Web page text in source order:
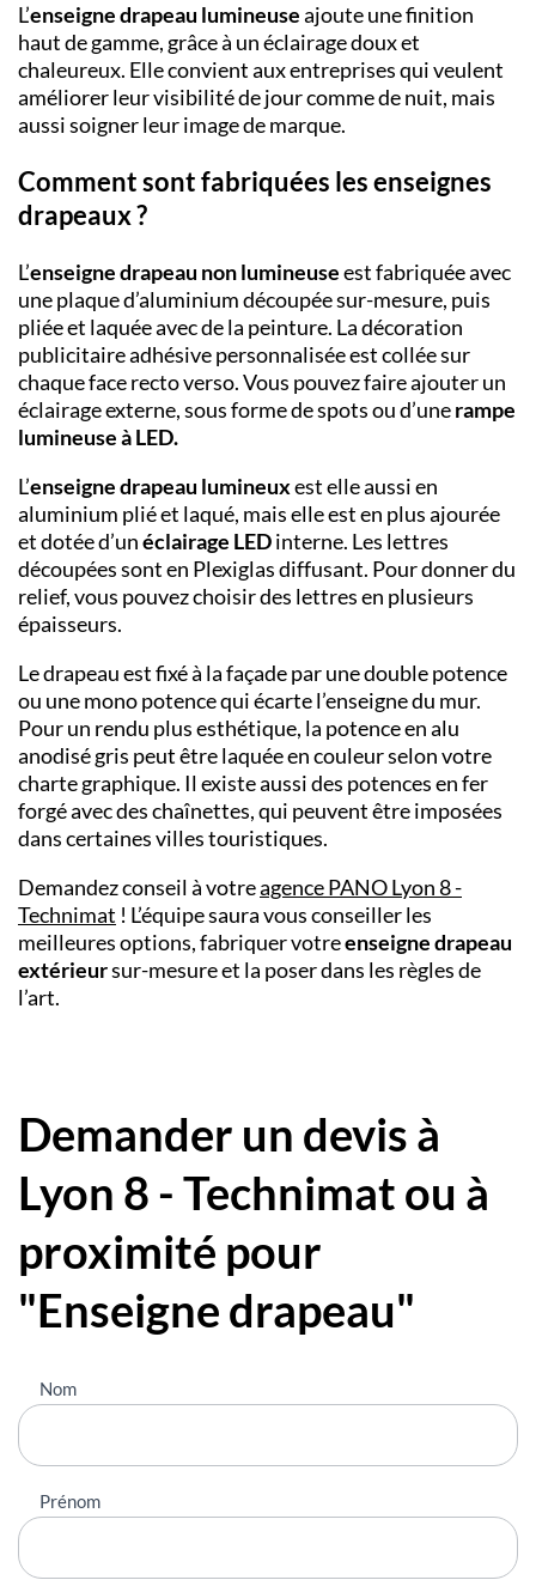
L’enseigne drapeau lumineuseajoute une finition
haut de gamme, grâce à un éclairage doux et
chaleureux. Elle convient aux entreprises qui veulent
améliorer leur visibilité de jour comme de nuit, mais
aussi soigner leur image de marque.
Comment sont fabriquées les enseignes
drapeaux ?
L’enseigne drapeau non lumineuseest fabriquée avec
une plaque d’aluminium découpée sur-mesure, puis
pliée et laquée avec de la peinture. La décoration
publicitaire adhésive personnalisée est collée sur
chaque face recto verso. Vous pouvez faire ajouter un
éclairage externe, sous forme de spots ou d’unerampe
lumineuse à LED.
L’enseigne drapeau lumineuxest elle aussi en
aluminium plié et laqué, mais elle est en plus ajourée
et dotée d’unéclairage LEDinterne. Les lettres
découpées sont en Plexiglas diffusant. Pour donner du
relief, vous pouvez choisir des lettres en plusieurs
épaisseurs.
Le drapeau est fixé à la façade par une double potence
ou une mono potence qui écarte l’enseigne du mur.
Pour un rendu plus esthétique, la potence en alu
anodisé gris peut être laquée en couleur selon votre
charte graphique. Il existe aussi des potences en fer
forgé avec des chaînettes, qui peuvent être imposées
dans certaines villes touristiques.
Demandez conseil à votreagence PANOLyon 8 -
Technimat ! L’équipe saura vous conseiller les
meilleures options, fabriquer votreenseigne drapeau
extérieursur-mesure et la poser dans les règles de
l’art.
Demander un devis à
Lyon 8 - Technimat ou à
proximité pour
"Enseigne drapeau"
Nous
contacter
Nom
Prénom